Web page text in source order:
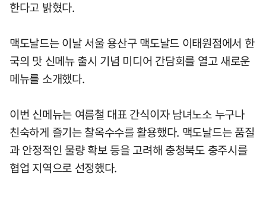
한다고 밝혔다.
맥도날드는 이날 서울 용산구 맥도날드 이태원점에서 한
국의 맛 신메뉴 출시 기념 미디어 간담회를 열고 새로운
메뉴를 소개했다.
이번 신메뉴는 여름철 대표 간식이자 남녀노소 누구나
친숙하게 즐기는 찰옥수수를 활용했다. 맥도날드는 품질
과 안정적인 물량 확보 등을 고려해 충청북도 충주시를
협업 지역으로 선정했다.